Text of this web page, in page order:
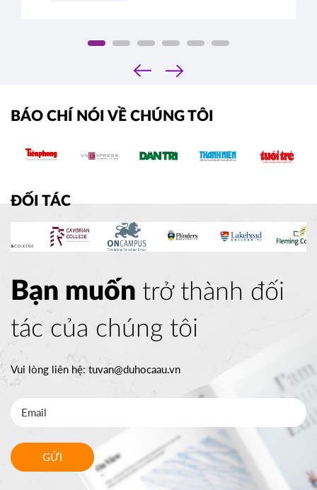
Sỹ, IMI để có câu trả lời tại sao nên chọn IMI
‹
›
BÁO CHÍ NÓI VỀ CHÚNG TÔI
ĐỐI TÁC
Bạn muốn trở thành đối
tác của chúng tôi
Vui lòng liên hệ: tuvan@duhocaau.vn
GỬI